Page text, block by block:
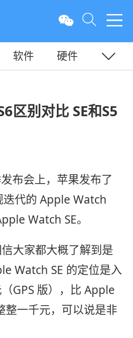
软件
硬件
区别对比 SE和S5
布会上，苹果发布了
迭代的 Apple Watch
Watch SE。
大家都大概了解到是
Watch SE 的定位是入
GPS 版），比 Apple
一千元，可以说是非